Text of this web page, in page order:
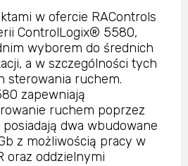
w ofercie RAControls
ControlLogix® 5580,
wyborem do średnich
a w szczególności tych
sterowania ruchem.
zapewniają
ruchem poprzez
dwa wbudowane
z możliwością pracy w
oraz oddzielnymi